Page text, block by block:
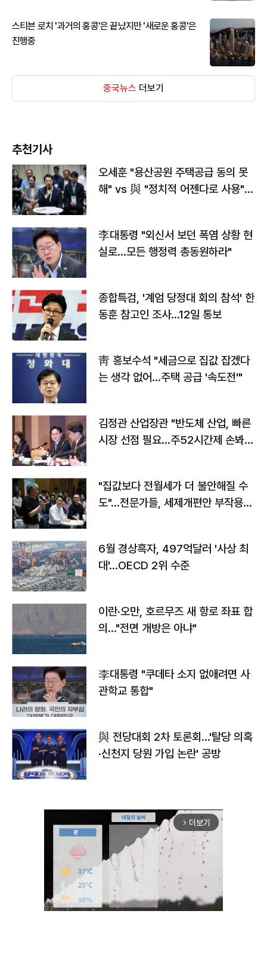
스티븐 로치 '과거의 홍콩'은 끝났지만 '새로운 홍콩'은
진행중
중국뉴스 더보기
추천기사
오세훈 "용산공원 주택공급 동의 못
해" vs 與 "정치적 어젠다로 사용"
李대통령 "외신서 보던 폭염 상황 현
실로…모든 행정력 총동원하라"
종합특검, '계엄 당정대 회의 참석' 한
동훈 참고인 조사...12일 통보
靑 홍보수석 "세금으로 집값 잡겠다
는 생각 없어…주택 공급 '속도전'"
김정관 산업장관 "반도체 산업, 빠른
시장 선점 필요…주52시간제 손봐
"집값보다 전월세가 더 불안해질 수
도"…전문가들, 세제개편안 부작용
6월 경상흑자, 497억달러 '사상 최
대'…OECD 2위 수준
이란·오만, 호르무즈 새 항로 좌표 합
의…"전면 개방은 아냐"
李대통령 "쿠데타 소지 없애려면 사
관학교 통합"
與 전당대회 2차 토론회…'탈당 의혹
·신천지 당원 가입 논란' 공방
arrow_forward_ios 더보기